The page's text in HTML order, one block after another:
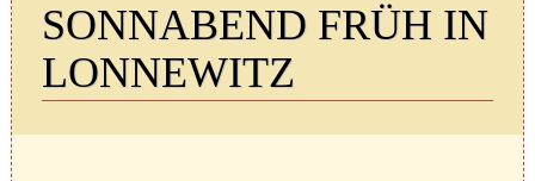
SONNABEND FRÜH IN
LONNEWITZ